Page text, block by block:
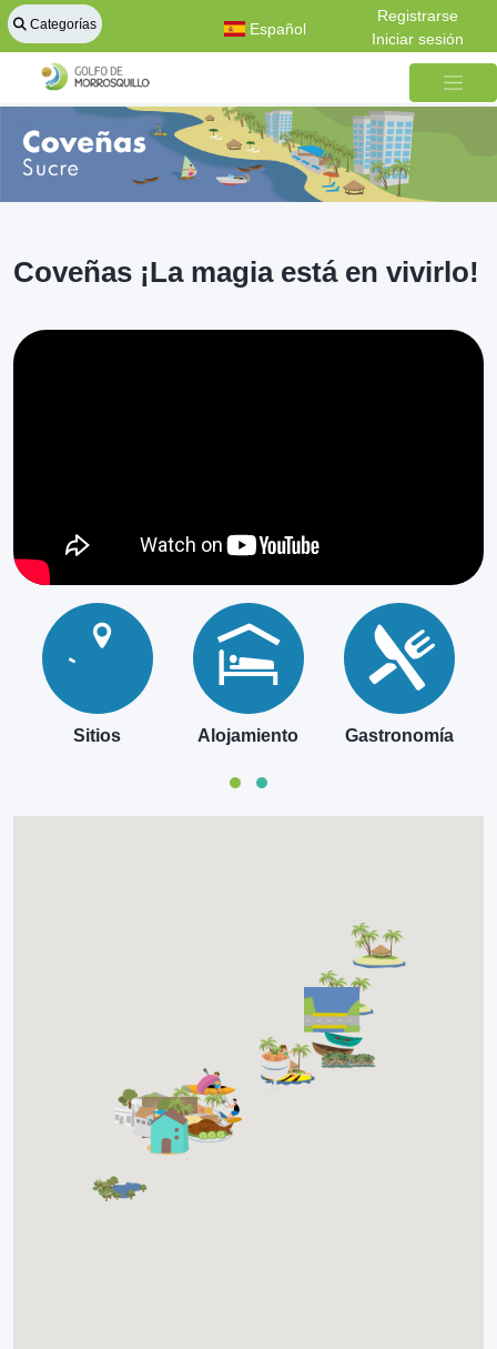
Categorías Español
Registrarse
Iniciar sesión
Coveñas ¡La magia está en vivirlo!
Sitios Alojamiento Gastronomía